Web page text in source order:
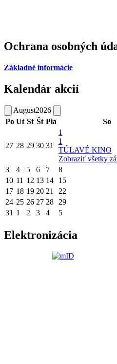
Ochrana osobných
Základné informácie
Kalendár akcií
August2026
Po Ut St Št Pia So
27 28 29 30 31
1
1
TÚLAVÉ KINO
Zobraziť všetky
3 4 5 6 7 8
10 11 12 13 14 15
17 18 19 20 21 22
24 25 26 27 28 29
31 1 2 3 4 5
Elektronizácia